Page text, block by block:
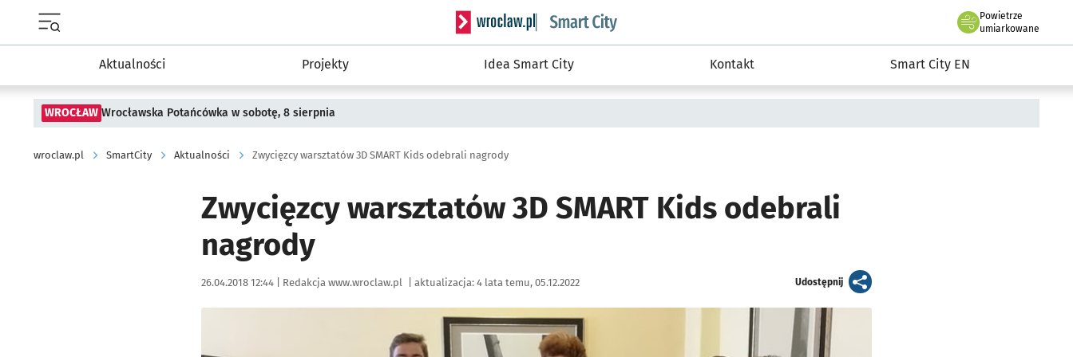
Serwis informacyjny wroclaw.pl podserwis: SmartCity
Powietrze
we Wrocławiu
umiarkowane
Aktualności Projekty Idea Smart City Kontakt Smart City EN
WROCŁAW Wrocławska Potańcówka w sobotę, 8 sierpnia
wroclaw.pl SmartCity Aktualności Zwycięzcy warsztatów 3D SMART Kids odebrali nagrody
Zwycięzcy warsztatów 3D SMART Kids odebrali
nagrody
Data publikacji:
26.04.2018 12:44 | Autor:
Redakcja www.wroclaw.pl aktualizacja: 4 lata temu, 05.12.2022 Udostępnijartykuł